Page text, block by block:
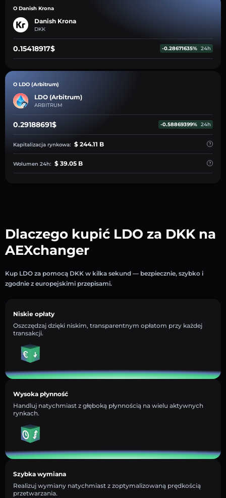
O Danish Krona
Danish Krona
DKK
0.15418917$ -0.28671635% 24h
O LDO (Arbitrum)
LDO (Arbitrum)
ARBITRUM
0.29188691$ -0.58869399% 24h
Kapitalizacja rynkowa: $ 244.11 B
Wolumen 24h: $ 39.05 B
Dlaczego kupić LDO za DKK na
AEXchanger
Kup LDO za pomocą DKK w kilka sekund — bezpiecznie, szybko i
zgodnie z europejskimi przepisami.
Niskie opłaty
Oszczędzaj dzięki niskim, transparentnym opłatom przy każdej
transakcji.
Wysoka płynność
Handluj natychmiast z głęboką płynnością na wielu aktywnych
rynkach.
Szybka wymiana
Realizuj wymiany natychmiast z zoptymalizowaną prędkością
przetwarzania.